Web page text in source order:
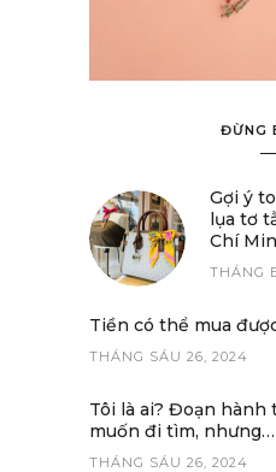
ĐỪNG
Gợi ý
lụa tơ
Chí
THÁNG
Tiền có thể mua
THÁNG SÁU 26, 2024
Tôi là ai? Đoạn hành
muốn đi tìm, nhưng…
THÁNG SÁU 26, 2024